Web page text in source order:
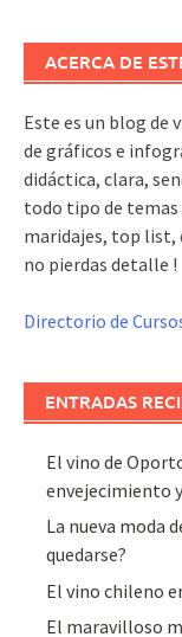
ACERCA DE
Este es un blog de
de gráficos e
didáctica, clara,
todo tipo de temas
maridajes, top
no pierdas detalle !
Directorio de
ENTRADAS
El vino de
envejecimiento
La nueva moda
quedarse?
El vino chileno
El maravilloso